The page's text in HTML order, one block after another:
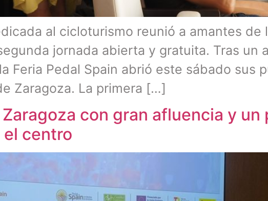
al cicloturismo reunió a amantes
jornada abierta y gratuita. Tras un
Feria Pedal Spain abrió este sábado sus
Zaragoza. La primera […]
con gran afluencia y un
centro